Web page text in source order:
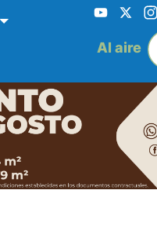
YouTube
X
Al aire